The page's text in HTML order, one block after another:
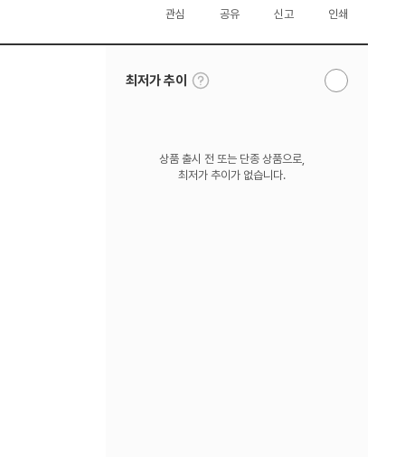
관심 공유 신고 인쇄
최저가 추이
툴
팁
알
상품 출시 전 또는 단종 상품으로,
최저가 추이가 없습니다.